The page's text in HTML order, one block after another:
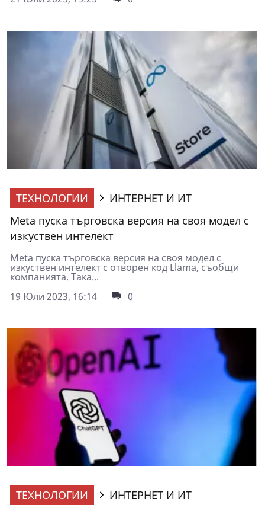
ТЕХНОЛОГИИ
ИНТЕРНЕТ И ИТ
Meta пуска търговска версия на своя модел с
изкуствен интелект
Meta пуска търговска версия на своя модел с
изкуствен интелект с отворен код Llama, съобщи
компанията. Така...
19 Юли 2023, 16:14
0
ТЕХНОЛОГИИ ИНТЕРНЕТ И ИТ